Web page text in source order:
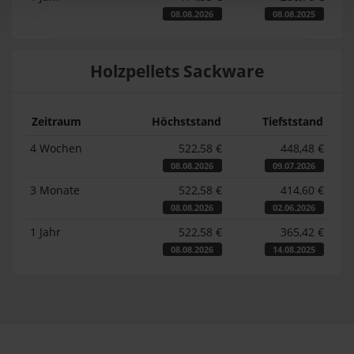
08.08.2026 08.08.2025
Holzpellets Sackware
Zeitraum Höchststand
Tiefststand
4 Wochen
522,58 €
08.08.2026
448,48 €
09.07.2026
3 Monate 522,58 €
08.08.2026
414,60 €
02.06.2026
1 Jahr 522,58 €
08.08.2026
365,42 €
14.08.2025